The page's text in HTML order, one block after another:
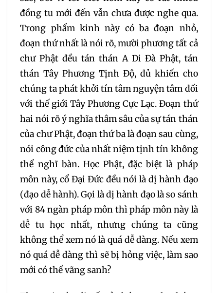
060 061 062
063 064 065
066 067 068
069 070 071
072 073 074
075 076 077
078 079 080
081 082 083
084 085 086
đồng tu mới đến vẫn chưa được nghe qua.
Trong phẩm kinh này có ba đoạn nhỏ,
đoạn thứ nhất là nói rõ, mười phương tất cả
chư Phật đều tán thán A Di Đà Phật, tán
thán Tây Phương Tịnh Độ, đủ khiến cho
chúng ta phát khởi tín tâm nguyện tâm đối
với thế giới Tây Phương Cực Lạc. Đoạn thứ
hai nói rõ ý nghĩa thâm sâu của sự tán thán
của chư Phật, đoạn thứ ba là đoạn sau cùng,
nói công đức của nhất niệm tịnh tín không
thể nghĩ bàn. Học Phật, đặc biệt là pháp
môn này, cổ Đại Đức đều nói là dị hành đạo
(đạo dễ hành). Gọi là dị hành đạo là so sánh
với 84 ngàn pháp môn thì pháp môn này là
dễ tu học nhất, nhưng chúng ta cũng
không thể xem nó là quá dễ dàng. Nếu xem
nó quá dễ dàng thì sẽ bị hỏng việc, làm sao
mới có thể vãng sanh?